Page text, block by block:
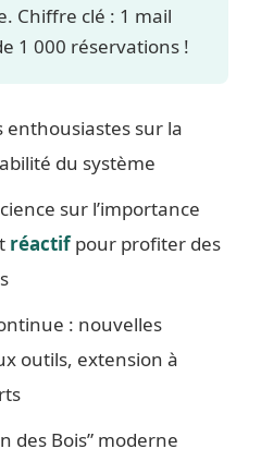
Chiffre clé : 1 mail
1 000 réservations !
enthousiastes sur la
du système
sur l’importance
réactifpour profiter des
: nouvelles
outils, extension à
des Bois” moderne